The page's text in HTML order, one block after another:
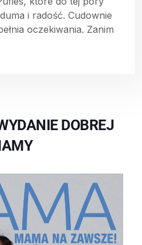
i radość. Cudownie
oczekiwania. Zanim
DOBREJ